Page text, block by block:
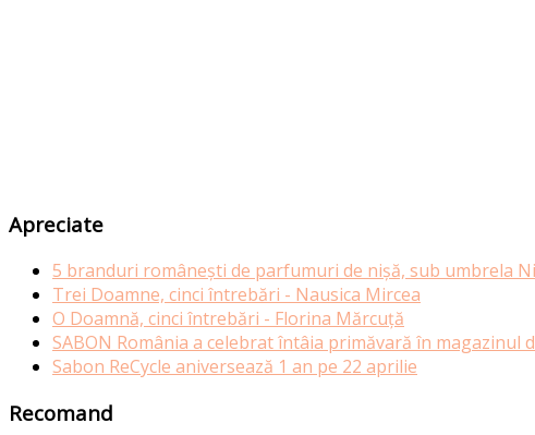
Apreciate
5 branduri românești de parfumuri de nișă, sub umbrela
Trei Doamne, cinci întrebări - Nausica Mircea
O Doamnă, cinci întrebări - Florina Mărcuță
SABON România a celebrat întâia primăvară în magazinul
Sabon ReCycle aniversează 1 an pe 22 aprilie
Recomand